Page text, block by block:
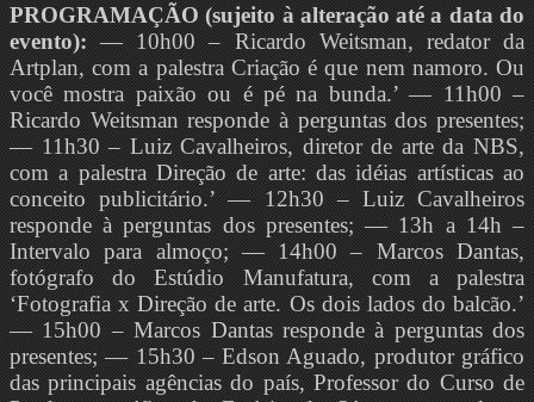
PROGRAMAÇÃO (sujeito à alteração até a data do
evento): — 10h00 – Ricardo Weitsman, redator da
Artplan, com a palestra Criação é que nem namoro. Ou
você mostra paixão ou é pé na bunda.’ — 11h00 –
Ricardo Weitsman responde à perguntas dos presentes;
— 11h30 – Luiz Cavalheiros, diretor de arte da NBS,
com a palestra Direção de arte: das idéias artísticas ao
conceito publicitário.’ — 12h30 – Luiz Cavalheiros
responde à perguntas dos presentes; — 13h a 14h –
Intervalo para almoço; — 14h00 – Marcos Dantas,
fotógrafo do Estúdio Manufatura, com a palestra
‘Fotografia x Direção de arte. Os dois lados do balcão.’
— 15h00 – Marcos Dantas responde à perguntas dos
presentes; — 15h30 – Edson Aguado, produtor gráfico
das principais agências do país, Professor do Curso de